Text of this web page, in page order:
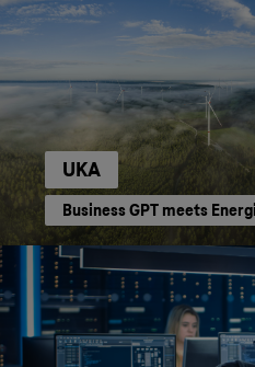
UKA
Business GPT meets